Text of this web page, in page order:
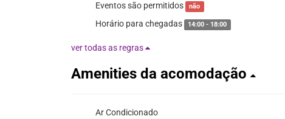
Eventos são permitidos não
Horário para chegadas 14:00 - 18:00
ver todas as regras
Amenities da acomodação
Ar Condicionado